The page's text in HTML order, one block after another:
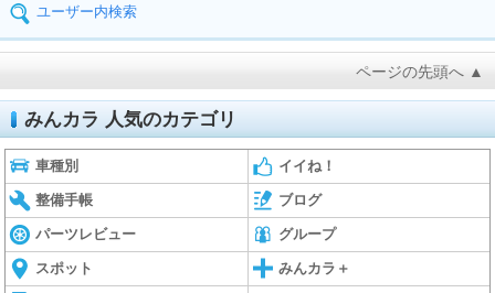
ユーザー内検索
ページの先頭へ ▲
みんカラ 人気のカテゴリ
車種別 イイね！
整備手帳 ブログ
パーツレビュー グループ
スポット みんカラ＋